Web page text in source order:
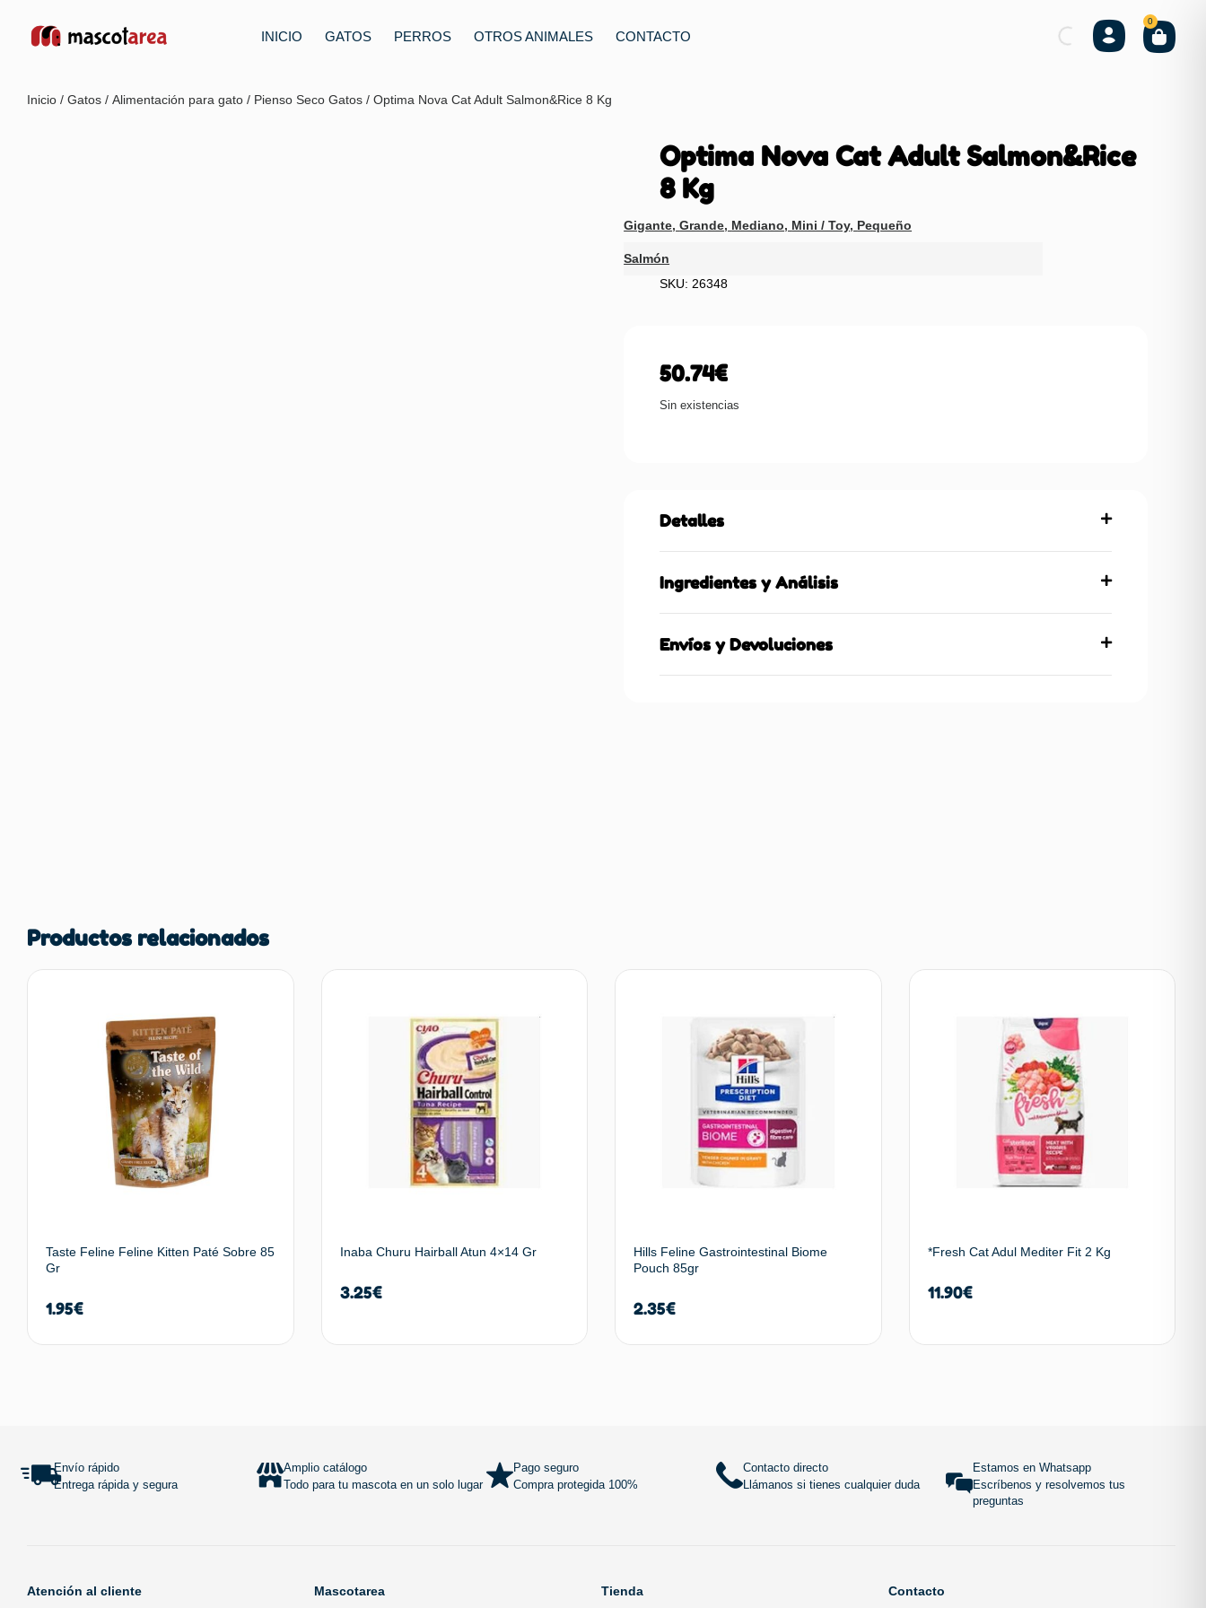
INICIO GATOS PERROS OTROS ANIMALES CONTACTO
0
Inicio / Gatos / Alimentación para gato / Pienso Seco Gatos / Optima Nova Cat Adult Salmon&Rice 8 Kg
Optima Nova Cat Adult Salmon&Rice
8 Kg
Gigante,Grande, Mediano, Mini / Toy, Pequeño
Salmón
SKU: 26348
50.74€
Sin existencias
Detalles
Ingredientes y Análisis
Envíos y Devoluciones
Productos relacionados
Taste Feline Feline Kitten Paté Sobre 85
Gr
1.95€
Inaba Churu Hairball Atun 4×14 Gr
3.25€
Hills Feline Gastrointestinal Biome
Pouch 85gr
2.35€
*Fresh Cat Adul Mediter Fit 2 Kg
11.90€
Envío rápido
Entrega rápida y segura
Amplio catálogo
Todo para tu mascota en un solo lugar
Pago seguro
Compra protegida 100%
Contacto directo
Llámanos si tienes cualquier duda
Estamos en Whatsapp
Escríbenos y resolvemos tus
preguntas
Atención al cliente Mascotarea Tienda Contacto